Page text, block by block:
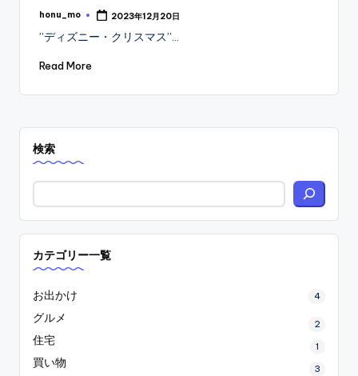
Posted
honu_mo 2023年12月20日
’’ディズニー・クリスマス’’…
Read More
検索
カテゴリー一覧
お出かけ 4
グルメ 2
住宅 1
買い物 3